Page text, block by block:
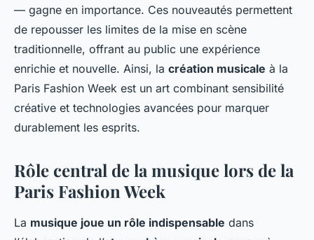
— gagne en importance. Ces nouveautés permettent
de repousser les limites de la mise en scène
traditionnelle, offrant au public une expérience
enrichie et nouvelle. Ainsi, la création musicale à la
Paris Fashion Week est un art combinant sensibilité
créative et technologies avancées pour marquer
durablement les esprits.
Rôle central de la musique lors de la
Paris Fashion Week
La musique joue un rôle indispensable dans